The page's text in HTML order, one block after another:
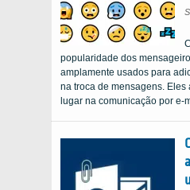
popularidade dos
amplamente usados ​​para
na troca de mensagens. Eles
lugar na comunicação por e-